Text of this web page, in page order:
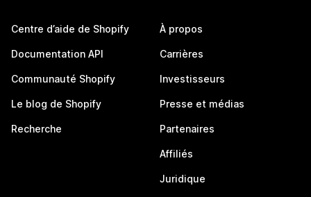
Centre d’aide de Shopify
Documentation API
Communauté Shopify
Le blog de Shopify
Recherche
À propos
Carrières
Investisseurs
Presse et médias
Partenaires
Affiliés
Juridique